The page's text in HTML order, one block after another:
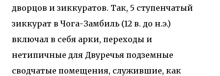
принципов биоразнообразия и социальной
инклюзивности. Успех проекта был подтвержден
победой в городском конкурсе 2021 года и
получением престижной награды «Серебряная
застройщиков Окситании в 2024 году. Концепция
«Jardins Secrets» — это современный
дворцов и зиккуратов. Так, 5 ступенчатый
зиккурат в Чога-Замбиль (12 в. до н.э.)
включал в себя арки, переходы и
нетипичные для Двуречья подземные
сводчатые помещения, служившие, как